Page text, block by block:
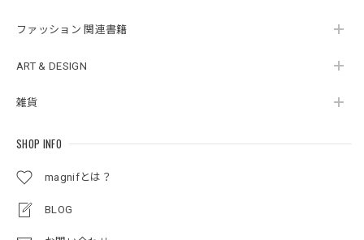
ファッション 関連書籍
ART & DESIGN
雑貨
SHOP INFO
magnifとは？
BLOG